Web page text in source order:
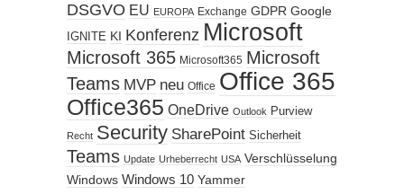
DSGVO EU EUROPA Exchange GDPR Google
IGNITE KI Konferenz Microsoft
Microsoft 365 Microsoft365 Microsoft
Teams MVP neu Office Office 365
Office365 OneDrive Outlook Purview
Recht Security SharePoint Sicherheit
Teams Update Urheberrecht USA Verschlüsselung
Windows Windows 10 Yammer